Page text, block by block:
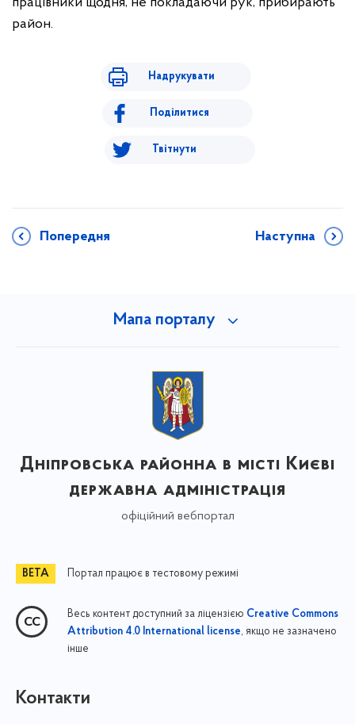
район.
Надрукувати
Поділитися
Твітнути
Попередня Наступна
Мапа порталу
Дніпровська районна в місті Києві
державна адміністрація
офіційний вебпортал
Портал працює в тестовому режимі
Весь контент доступний за ліцензією Creative Commons
Attribution 4.0 International license, якщо не зазначено
інше
Контакти